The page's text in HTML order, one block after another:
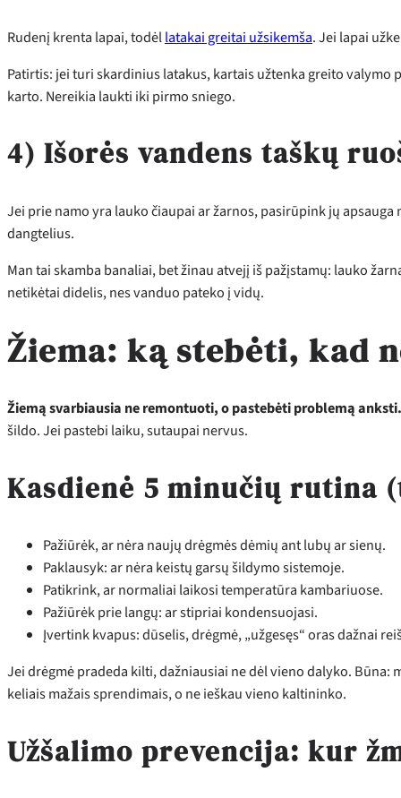
Rudenį krenta lapai, todėllatakai greitai užsikemša. Jei lapai
Patirtis: jei turi skardinius latakus, kartais užtenka greito
karto. Nereikia laukti iki pirmo sniego.
4) Išorės vandens taškų
Jei prie namo yra lauko čiaupai ar žarnos, pasirūpink jų
dangtelius.
Man tai skamba banaliai, bet žinau atvejį iš pažįstamų: lauko
netikėtai didelis, nes vanduo pateko į vidų.
Žiema: ką stebėti, kad
Žiemą svarbiausia ne remontuoti, o pastebėti problemą anksti.
šildo. Jei pastebi laiku, sutaupai nervus.
Kasdienė 5 minučių rutina
Pažiūrėk, ar nėra naujų drėgmės dėmių ant lubų ar sienų.
Paklausyk: ar nėra keistų garsų šildymo sistemoje.
Patikrink, ar normaliai laikosi temperatūra kambariuose.
Pažiūrėk prie langų: ar stipriai kondensuojasi.
Įvertink kvapus: dūselis, drėgmė, „užgesęs“ oras dažnai
Jei drėgmė pradeda kilti, dažniausiai ne dėl vieno dalyko. Būna:
keliais mažais sprendimais, o ne ieškau vieno kaltininko.
Užšalimo prevencija: kur